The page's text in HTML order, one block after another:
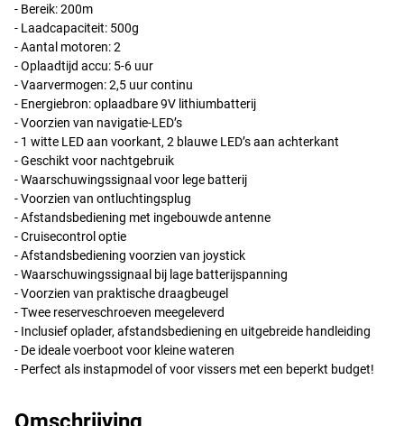
- Bereik: 200m
- Laadcapaciteit: 500g
- Aantal motoren: 2
- Oplaadtijd accu: 5-6 uur
- Vaarvermogen: 2,5 uur continu
- Energiebron: oplaadbare 9V lithiumbatterij
- Voorzien van navigatie-LED’s
- 1 witte LEDaan voorkant, 2 blauwe LED’s aan achterkant
- Geschikt voor nachtgebruik
- Waarschuwingssignaal voor lege batterij
- Voorzien van ontluchtingsplug
- Afstandsbediening met ingebouwde antenne
- Cruisecontrol optie
- Afstandsbediening voorzien van joystick
- Waarschuwingssignaal bij lage batterijspanning
- Voorzien van praktische draagbeugel
- Twee reserveschroeven meegeleverd
- Inclusief oplader, afstandsbediening en uitgebreide handleiding
- De ideale voerboot voor kleine wateren
- Perfect als instapmodel of voor vissers met een beperkt budget!